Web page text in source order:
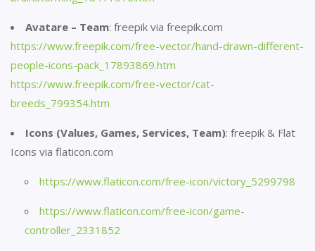
Avatare – Team: freepik via freepik.com
https://www.freepik.com/free-vector/hand-drawn-different-
people-icons-pack_17893869.htm
https://www.freepik.com/free-vector/cat-
breeds_799354.htm
Icons (Values, Games, Services, Team): freepik & Flat
Icons via flaticon.com
https://www.flaticon.com/free-icon/victory_5299798
https://www.flaticon.com/free-icon/game-
controller_2331852